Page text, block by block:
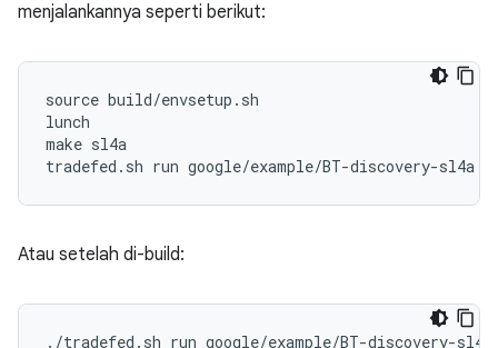
menjalankannya seperti berikut:
source build/envsetup.sh
lunch
make sl4a
Atau setelah di-build: